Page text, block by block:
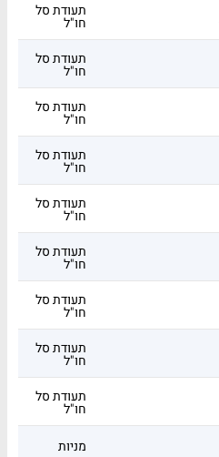
תעודת סל
חו"ל
תעודת סל
חו"ל
תעודת סל
חו"ל
תעודת סל
חו"ל
תעודת סל
חו"ל
תעודת סל
חו"ל
תעודת סל
חו"ל
תעודת סל
חו"ל
תעודת סל
חו"ל
מניות